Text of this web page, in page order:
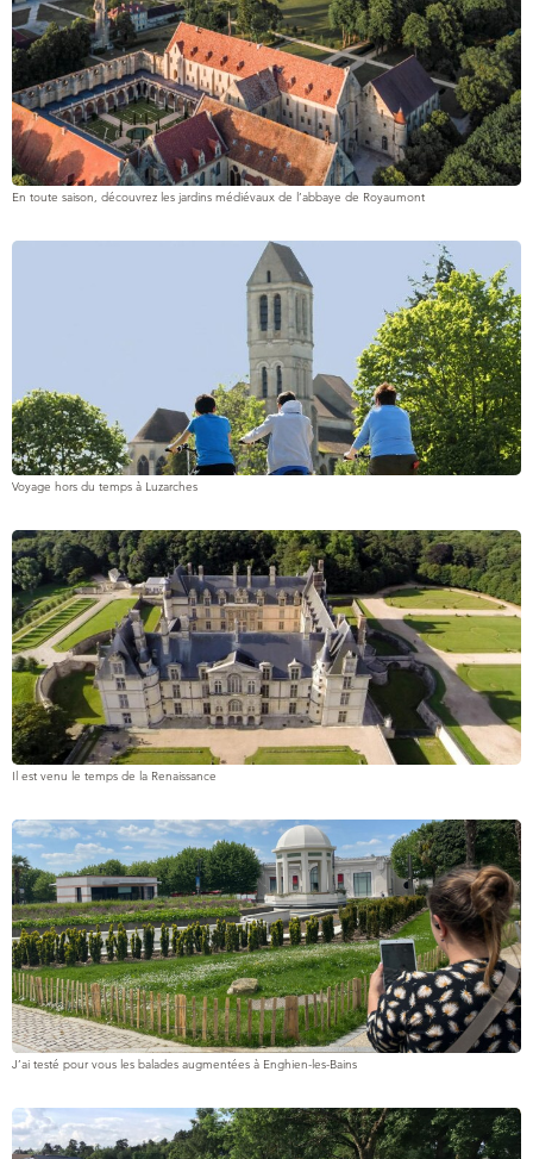
En toute saison, découvrez les jardins médiévaux de l’abbaye de Royaumont
Voyage hors du temps à Luzarches
Il est venu le temps de la Renaissance
J’ai testé pour vous les balades augmentées à Enghien-les-Bains